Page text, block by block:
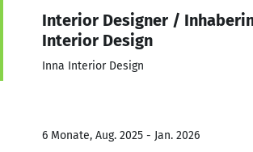
Interior Designer /
Interior Design
Inna Interior Design
6 Monate, Aug. 2025 - Jan. 2026